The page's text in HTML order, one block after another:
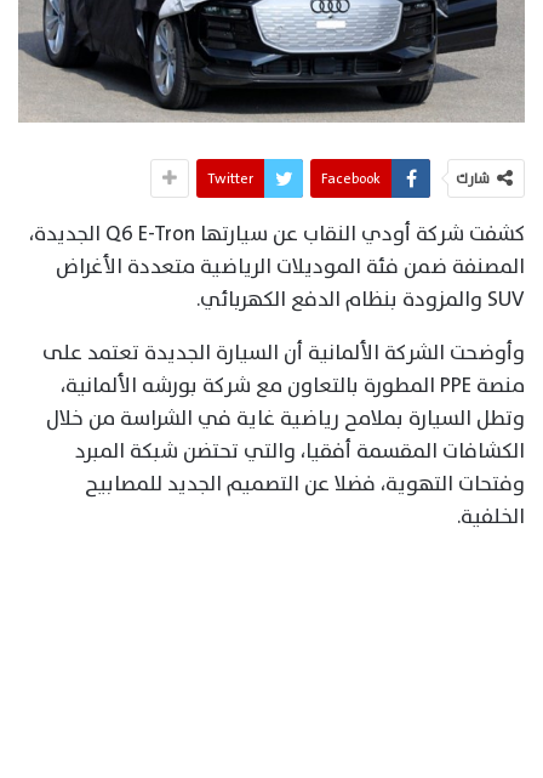
شارك Facebook
Twitter
كشفت شركة أودي النقاب عن سيارتها Q6 E-Tron الجديدة،
المصنفة ضمن فئة الموديلات الرياضية متعددة الأغراض
SUV والمزودة بنظام الدفع الكهربائي.
وأوضحت الشركة الألمانية أن السيارة الجديدة تعتمد على
منصة PPE المطورة بالتعاون مع شركة بورشه الألمانية،
وتطل السيارة بملامح رياضية غاية في الشراسة من خلال
الكشافات المقسمة أفقيا، والتي تحتضن شبكة المبرد
وفتحات التهوية، فضلا عن التصميم الجديد للمصابيح
الخلفية.